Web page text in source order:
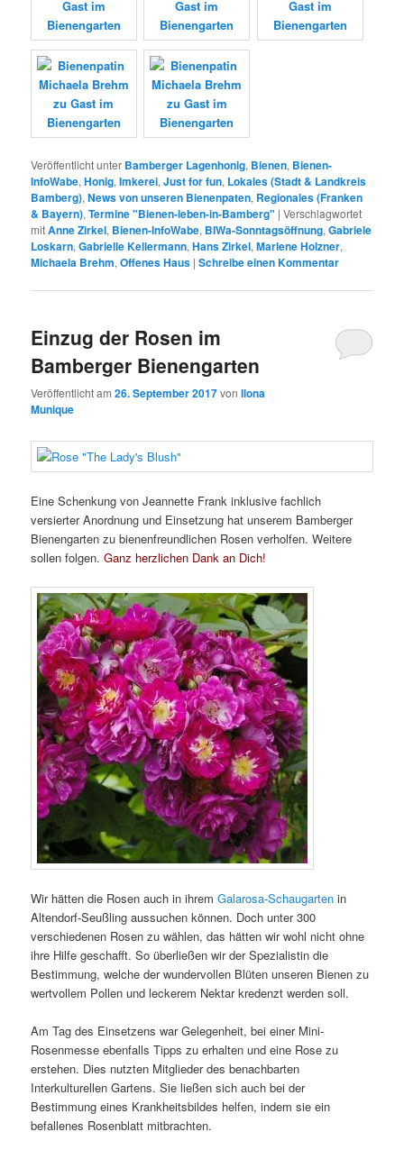
Veröffentlicht unter Bamberger Lagenhonig, Bienen, Bienen-
InfoWabe,Honig,Imkerei,Just for fun, Lokales (Stadt & Landkreis
Bamberg),News von unseren Bienenpaten, Regionales (Franken
& Bayern),Termine "Bienen-leben-in-Bamberg" |Verschlagwortet
mitAnne Zirkel, Bienen-InfoWabe, BIWa-Sonntagsöffnung,Gabriele
Loskarn,Gabrielle Kellermann,Hans Zirkel,Marlene Holzner,
Michaela Brehm,Offenes Haus |Schreibe einen Kommentar
Einzug der Rosen im
Bamberger Bienengarten
Veröffentlicht am26. September 2017vonIlona
Munique
Eine Schenkung von Jeannette Frank inklusive fachlich
versierter Anordnung und Einsetzung hat unserem Bamberger
Bienengarten zu bienenfreundlichen Rosen verholfen. Weitere
sollen folgen.Ganz herzlichen Dank an Dich!
Wir hätten die Rosen auch in ihremGalarosa-Schaugarten in
Altendorf-Seußling aussuchen können. Doch unter 300
verschiedenen Rosen zu wählen, das hätten wir wohl nicht ohne
ihre Hilfe geschafft. So überließen wir der Spezialistin die
Bestimmung, welche der wundervollen Blüten unseren Bienen zu
wertvollem Pollen und leckerem Nektar kredenzt werden soll.
Am Tag des Einsetzens war Gelegenheit, bei einer Mini-
Rosenmesse ebenfalls Tipps zu erhalten und eine Rose zu
erstehen. Dies nutzten Mitglieder des benachbarten
Interkulturellen Gartens. Sie ließen sich auch bei der
Bestimmung eines Krankheitsbildes helfen, indem sie ein
befallenes Rosenblatt mitbrachten.